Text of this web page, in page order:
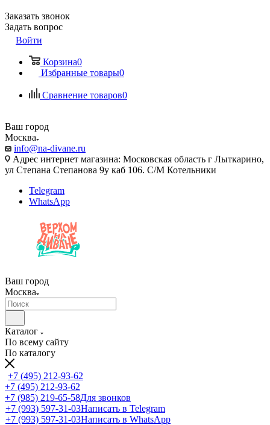
Заказать звонок
Задать вопрос
Войти
Корзина0
Избранные товары0
Сравнение товаров0
Ваш город
Москва
info@na-divane.ru
Адрес интернет магазина: Московская область г Лыткарино,
ул Степана Степанова 9у каб 106. С/М Котельники
Telegram
WhatsApp
Ваш город
Москва
Каталог
По всему сайту
По каталогу
+7 (495) 212-93-62
+7 (495) 212-93-62
+7 (985) 219-65-58Для звонков
+7 (993) 597-31-03Написать в Telegram
+7 (993) 597-31-03Написать в WhatsApp